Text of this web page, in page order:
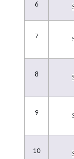
6
7
8
9
10